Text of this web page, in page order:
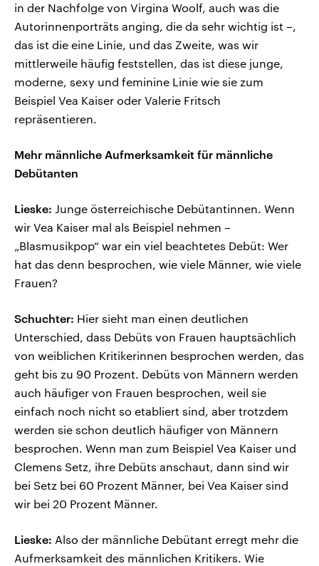
in der Nachfolge von Virgina Woolf, auch was die
Autorinnenporträts anging, die da sehr wichtig ist –,
das ist die eine Linie, und das Zweite, was wir
mittlerweile häufig feststellen, das ist diese junge,
moderne, sexy und feminine Linie wie sie zum
Beispiel Vea Kaiser oder Valerie Fritsch
repräsentieren.
Mehr männliche Aufmerksamkeit für männliche
Debütanten
Lieske: Junge österreichische Debütantinnen. Wenn
wir Vea Kaiser mal als Beispiel nehmen –
„Blasmusikpop“ war ein viel beachtetes Debüt: Wer
hat das denn besprochen, wie viele Männer, wie viele
Frauen?
Schuchter: Hier sieht man einen deutlichen
Unterschied, dass Debüts von Frauen hauptsächlich
von weiblichen Kritikerinnen besprochen werden, das
geht bis zu 90 Prozent. Debüts von Männern werden
auch häufiger von Frauen besprochen, weil sie
einfach noch nicht so etabliert sind, aber trotzdem
werden sie schon deutlich häufiger von Männern
besprochen. Wenn man zum Beispiel Vea Kaiser und
Clemens Setz, ihre Debüts anschaut, dann sind wir
bei Setz bei 60 Prozent Männer, bei Vea Kaiser sind
wir bei 20 Prozent Männer.
Lieske: Also der männliche Debütant erregt mehr die
Aufmerksamkeit des männlichen Kritikers. Wie